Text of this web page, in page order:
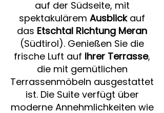
auf der Südseite, mit
spektakulärem Ausblickauf
das Etschtal Richtung Meran
(Südtirol). Genießen Sie die
frische Luft auf Ihrer Terrasse,
die mit gemütlichen
Terrassenmöbeln ausgestattet
ist. Die Suite verfügt über
moderne Annehmlichkeiten wie